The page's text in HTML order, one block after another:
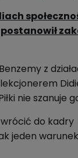
z
nie szanuje
do kadry
jeden